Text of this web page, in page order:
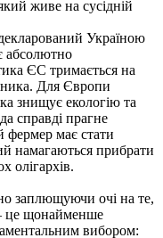
живе на сусідній
Україною
абсолютно
ЄС тримається на
Для Європи
знищує екологію та
справді прагне
фермер має стати
намагаються прибрати
олігархів.
заплющуючи очі на те,
це щонайменше
вибором: